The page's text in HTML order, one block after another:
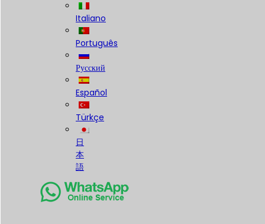
Italiano
Português
Русский
Español
Türkçe
日
本
語